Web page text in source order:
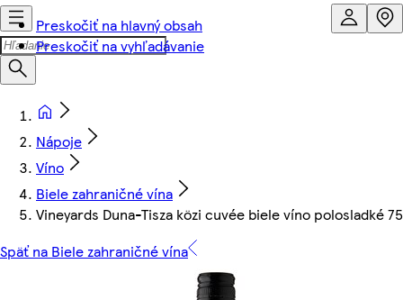
Preskočiť na hlavný obsah
Preskočiť na vyhľadávanie
Nápoje
Víno
Biele zahraničné vína
Vineyards Duna-Tisza közi cuvée biele víno polosladké
Späť na Biele zahraničné vína